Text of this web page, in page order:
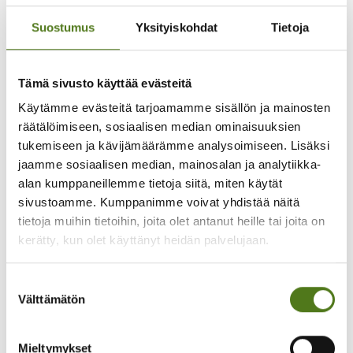
Suostumus Yksityiskohdat Tietoja
Tämä sivusto käyttää evästeitä
Käytämme evästeitä tarjoamamme sisällön ja mainosten
räätälöimiseen, sosiaalisen median ominaisuuksien
tukemiseen ja kävijämäärämme analysoimiseen. Lisäksi
jaamme sosiaalisen median, mainosalan ja analytiikka-
alan kumppaneillemme tietoja siitä, miten käytät
sivustoamme. Kumppanimme voivat yhdistää näitä
tietoja muihin tietoihin, joita olet antanut heille tai joita on
kerätty, kun olet käyttänyt heidän palvelujaan.
valinta
Välttämätön
Mieltymykset
sairastavia naisia. Kantelu ja apulaisoikeusasiamiehen
päätös johtivat siihen, että lääkekorvaavuutta
muutettiin yhdenvertaisemmaksi.
Lue Epilepsialehden artikkeli aiheesta
Maarit Åström sekä ohjelmassa kokemuksistaan
kertoneet Pinja Kava ja Siiri Koskinen (2024). Akuutti-
ohjelman ”Epilepsia – sähköä aivoissa, voimaa
mielessä” -jaksossa nuoret kertovat avoimesti
omasta epilepsiastaan ja toimittaja Maarit Åström
tuo epilepsiaa esiin aidon kiinnostuneesti.
Katso jakso Yle Areenasta (linkki aukeaa uuteen
ikkunaan)
Suomen Epilepsiaseuran epilepsiahoitajajaosto
(2025), joka tukee epilepsiahoitajien ammatillista
osaamista ja hyvien käytäntöjen jakamista sekä